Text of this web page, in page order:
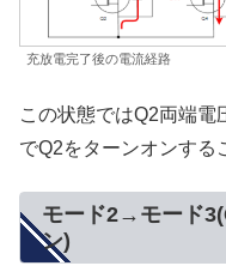
充放電完了後の電流経路
この状態ではQ2両端
でQ2をターンオンする
モード2→モード
ン)